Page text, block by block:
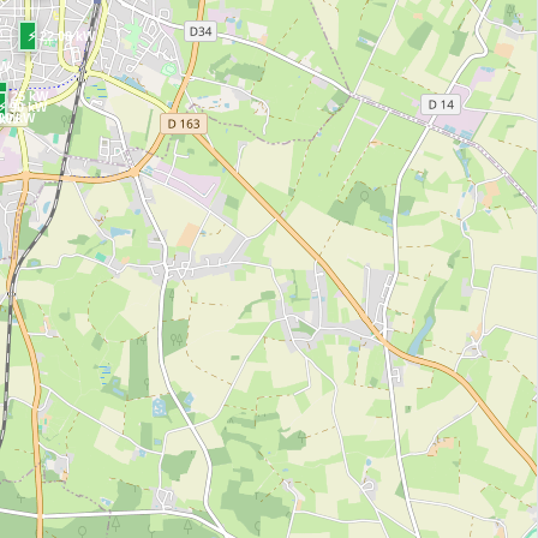
⚡ 90 kW
kW
⚡ 25 kW
⚡ 22.08 kW